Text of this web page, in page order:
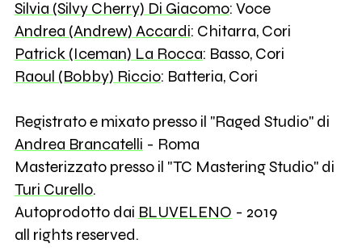
Silvia (Silvy Cherry) Di Giacomo: Voce
Andrea (Andrew) Accardi: Chitarra, Cori
Patrick (Iceman) La Rocca: Basso, Cori
Raoul (Bobby) Riccio: Batteria, Cori
Registrato e mixato presso il "Raged Studio" di
Andrea Brancatelli - Roma
Masterizzato presso il "TC Mastering Studio" di
Turi Curello.
Autoprodotto dai BLUVELENO - 2019
all rights reserved.